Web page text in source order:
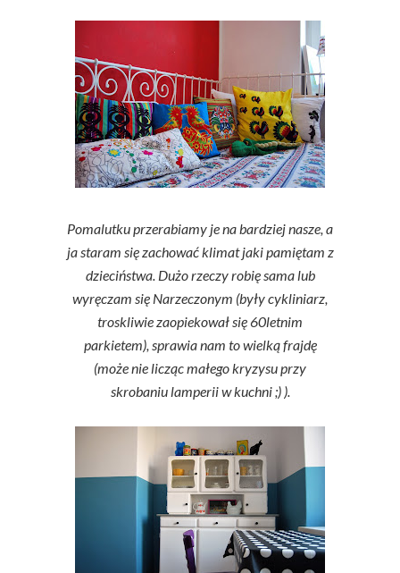
Pomalutku przerabiamy je na bardziej nasze, a
ja staram się zachować klimat jaki pamiętam z
dzieciństwa. Dużo rzeczy robię sama lub
wyręczam się Narzeczonym (były cykliniarz,
troskliwie zaopiekował się 60letnim
parkietem), sprawia nam to wielką frajdę
(może nie licząc małego kryzysu przy
skrobaniu lamperii w kuchni ;) ).